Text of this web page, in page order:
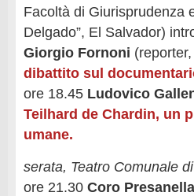
Facoltà di Giurisprudenza
Delgado”, El Salvador)
Giorgio Fornoni
dibattito sul
ore 18.45 Ludovico
Teilhard de Chardin, un
umane.
serata, Teatro Comunale
ore 21.30 Coro Presanella